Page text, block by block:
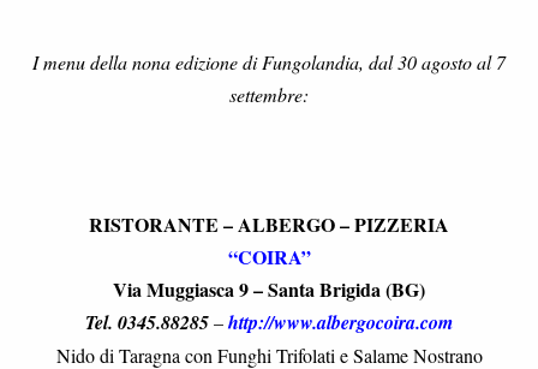
I menu della nona edizione di Fungolandia, dal 30 agosto al 7
settembre:
RISTORANTE – ALBERGO – PIZZERIA
“COIRA”
Via Muggiasca 9 – Santa Brigida (BG)
Tel. 0345.88285–http://www.albergocoira.com
Nido di Taragna con Funghi Trifolati e Salame Nostrano